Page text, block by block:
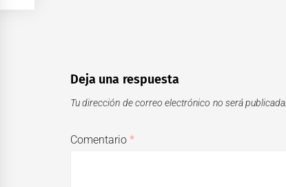
Deja una respuesta
Tu dirección de correo electrónico no será publicada.
Comentario*